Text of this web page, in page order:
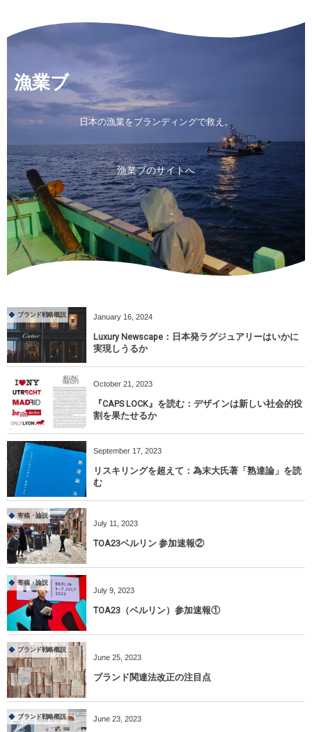
漁業ブ
日本の漁業をブランディングで救え。
漁業ブのサイトへ
ブランド戦略概説 January 16, 2024
Luxury Newscape：日本発ラグジュアリーはいかに
実現しうるか
October 21 2023
『CAPS LOCK』を読む：デザインは新しい社会的役
割を果たせるか
September 17, 2023
リスキリングを超えて：為末大氏著「熟達論」を読
む
寄稿・論説
July 11 2023
TOA23ベルリン 参加速報②
寄稿・論説
July 9, 2023
TOA23（ベルリン）参加速報①
ブランド戦略概説
June 25, 2023
ブランド関連法改正の注目点
ブランド戦略概説 June 23, 2023